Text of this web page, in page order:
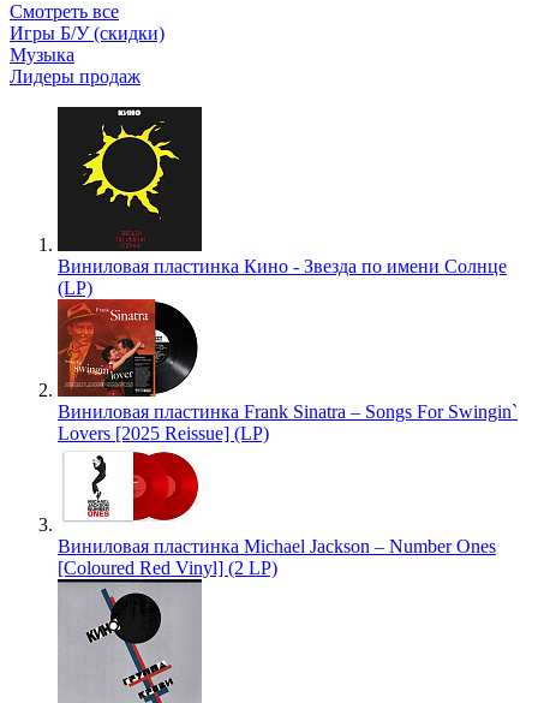
Смотреть все
Игры Б/У (скидки)
Музыка
Лидеры продаж
Виниловая пластинка Кино - Звезда по имени Солнце
(LP)
Виниловая пластинка Frank Sinatra – Songs For Swingin`
Lovers [2025 Reissue] (LP)
Виниловая пластинка Michael Jackson – Number Ones
[Coloured Red Vinyl] (2 LP)